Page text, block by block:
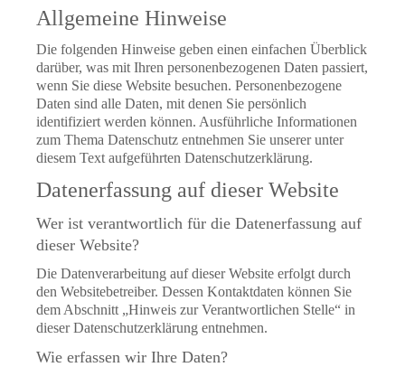
Allgemeine Hinweise
Die folgenden Hinweise geben einen einfachen Überblick
darüber, was mit Ihren personenbezogenen Daten passiert,
wenn Sie diese Website besuchen. Personenbezogene
Daten sind alle Daten, mit denen Sie persönlich
identifiziert werden können. Ausführliche Informationen
zum Thema Datenschutz entnehmen Sie unserer unter
diesem Text aufgeführten Datenschutzerklärung.
Datenerfassung auf dieser Website
Wer ist verantwortlich für die Datenerfassung auf
dieser Website?
Die Datenverarbeitung auf dieser Website erfolgt durch
den Websitebetreiber. Dessen Kontaktdaten können Sie
dem Abschnitt „Hinweis zur Verantwortlichen Stelle“ in
dieser Datenschutzerklärung entnehmen.
Wie erfassen wir Ihre Daten?